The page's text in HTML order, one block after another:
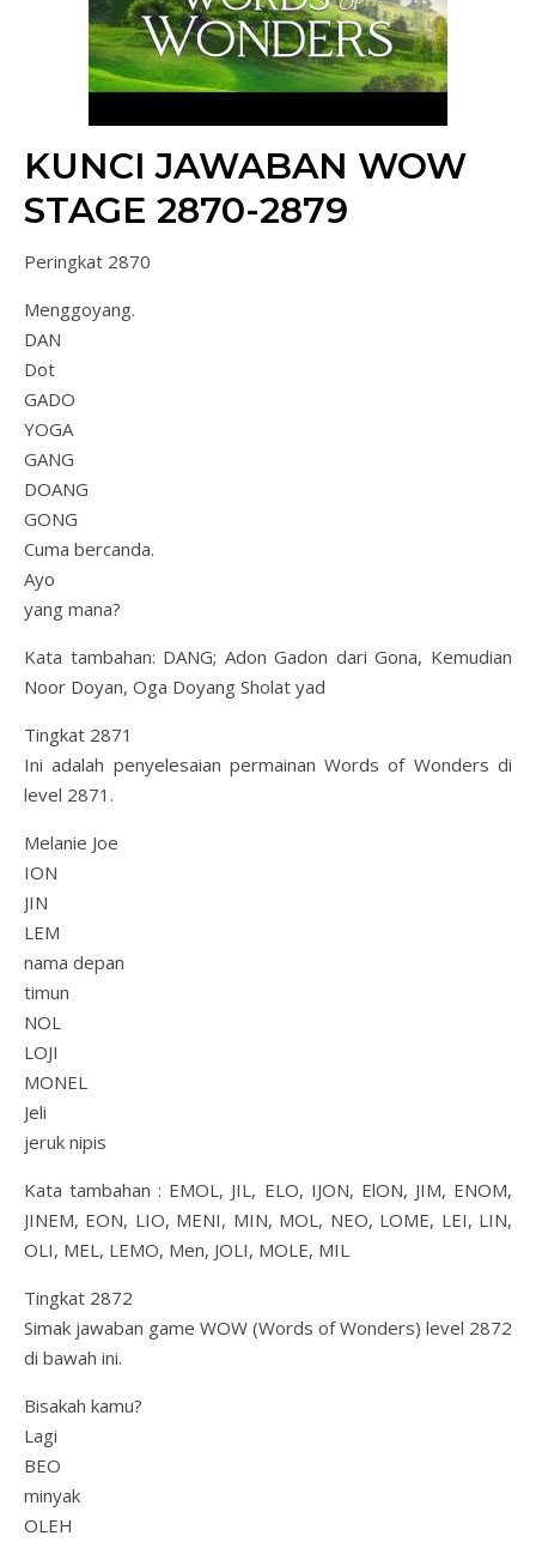
KUNCI JAWABAN WOW
STAGE 2870-2879
Peringkat 2870
Menggoyang.
DAN
Dot
GADO
YOGA
GANG
DOANG
GONG
Cuma bercanda.
Ayo
yang mana?
Kata tambahan: DANG; Adon Gadon dari Gona, Kemudian
Noor Doyan, Oga Doyang Sholat yad
Tingkat 2871
Ini adalah penyelesaian permainan Words of Wonders di
level 2871.
Melanie Joe
ION
JIN
LEM
nama depan
timun
NOL
LOJI
MONEL
Jeli
jeruk nipis
Kata tambahan : EMOL, JIL, ELO, IJON, ElON, JIM, ENOM,
JINEM, EON, LIO, MENI, MIN, MOL, NEO, LOME, LEI, LIN,
OLI, MEL, LEMO, Men, JOLI, MOLE, MIL
Tingkat 2872
Simak jawaban game WOW (Words of Wonders) level 2872
di bawah ini.
Bisakah kamu?
Lagi
BEO
minyak
OLEH